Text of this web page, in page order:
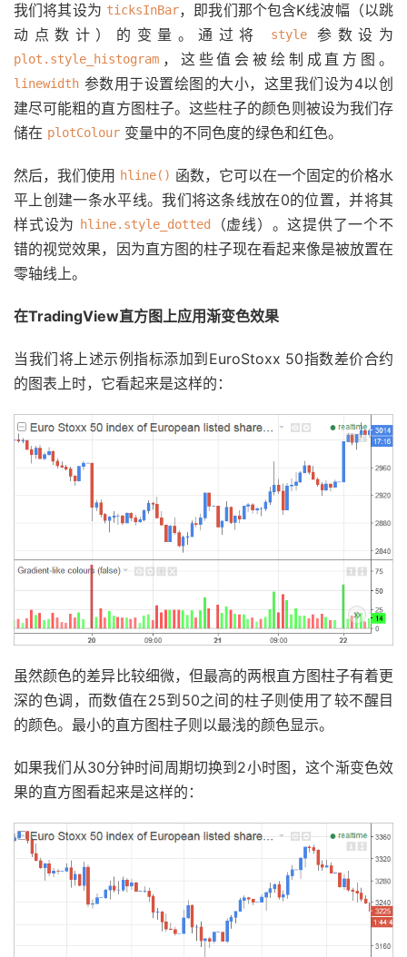
我们将其设为 ticksInBar，即我们那个包含K线波幅（以跳
动点数计）的变量。通过将
style参数设为
plot.style_histogram ，这些值会被绘制成直方图。
linewidth 参数用于设置绘图的大小，这里我们设为4以创
建尽可能粗的直方图柱子。这些柱子的颜色则被设为我们存
储在 plotColour 变量中的不同色度的绿色和红色。
然后，我们使用 hline() 函数，它可以在一个固定的价格水
平上创建一条水平线。我们将这条线放在0的位置，并将其
样式设为
hline.style_dotted
（虚线）。这提供了一个不
错的视觉效果，因为直方图的柱子现在看起来像是被放置在
零轴线上。
在TradingView直方图上应用渐变色效果
当我们将上述示例指标添加到EuroStoxx 50指数差价合约
的图表上时，它看起来是这样的：
虽然颜色的差异比较细微，但最高的两根直方图柱子有着更
深的色调，而数值在25到50之间的柱子则使用了较不醒目
的颜色。最小的直方图柱子则以最浅的颜色显示。
如果我们从30分钟时间周期切换到2小时图，这个渐变色效
果的直方图看起来是这样的：